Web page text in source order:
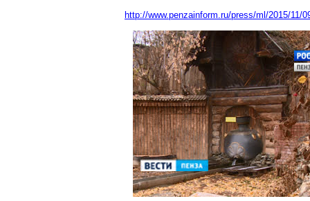
http://www.penzainform.ru/press/ml/2015/11/